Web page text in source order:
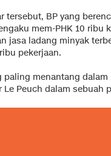
tersebut, BP yang
mem-PHK 10 ribu
jasa ladang minyak
pekerjaan.
menantang
Le Peuch dalam sebuah